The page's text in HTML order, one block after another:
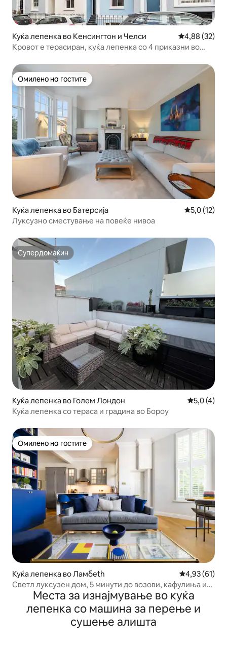
Куќа лепенка во Кенсингтон и Челси Просечна
4,88 (32)
Кровот е терасиран, куќа лепенка со 4 приказни во
Омилено на гостите
Омилено на гостите
Куќа лепенка во Батерсија Просечна
5,0 (12)
Луксузно сместување на повеќе нивоа
Супердомаќин
Супердомаќин
Куќа лепенка во Голем Лондон Просечна
5,0 (4)
Куќа лепенка со тераса и градина во Бороу
Омилено на гостите
Омилено на гостите
Куќа лепенка во Ламбeth Просечна
4,93 (61)
Светл луксузен дом, 5 минути до возови, кафулиња и
продавници
Места за изнајмување во куќа
лепенка со машина за перење и
сушење алишта